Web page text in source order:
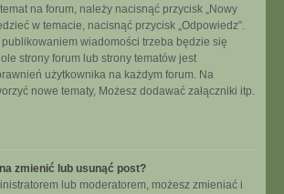
na forum, należy nacisnąć przycisk „Nowy
w temacie, nacisnąć przycisk „Odpowiedz”.
publikowaniem wiadomości trzeba będzie się
strony forum lub strony tematów jest
użytkownika na każdym forum. Na
nowe tematy, Możesz dodawać załączniki itp.
zmienić lub usunąć post?
lub moderatorem, możesz zmieniać i